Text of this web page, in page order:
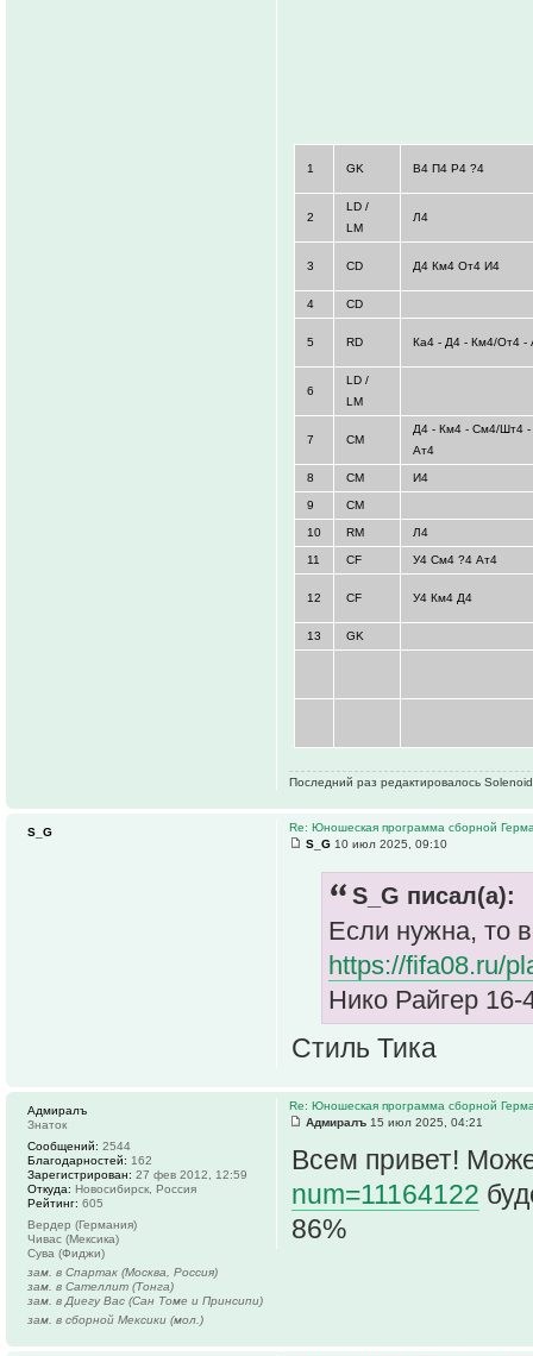
1 GK В4 П4 Р4 ?4
2
LD /
LM
Л4
3 CD Д4 Км4 От4 И4
4 CD
5 RD Ка4 - Д4 - Км4/От4 -
6
LD /
LM
7 CM
Д4 - Км4 - См4/Шт4 -
Ат4
8 CM И4
9 CM
10 RM Л4
11 CF У4 См4 ?4 Ат4
12 CF У4 Км4 Д4
13 GK
Последний раз редактировалось
Re: Юношеская программа сборной
S_G 10 июл 2025, 09:10
S_G писал(а):
Если нужна, то
https://fifa08.ru/
Нико Райгер 16-
Стиль Тика
S_G
Re: Юношеская программа сборной
Адмиралъ 15 июл 2025, 04:21
Всем привет!
num=11164122
86%
Адмиралъ
Знаток
Сообщений: 2544
Благодарностей: 162
Зарегистрирован: 27 фев 2012, 12:59
Откуда: Новосибирск, Россия
Рейтинг: 605
Вердер (Германия)
Чивас (Мексика)
Сува (Фиджи)
зам. в Спартак (Москва, Россия)
зам. в Сателлит (Тонга)
зам. в Диегу Вас (Сан Томе и Принсипи)
зам. в сборной Мексики (мол.)